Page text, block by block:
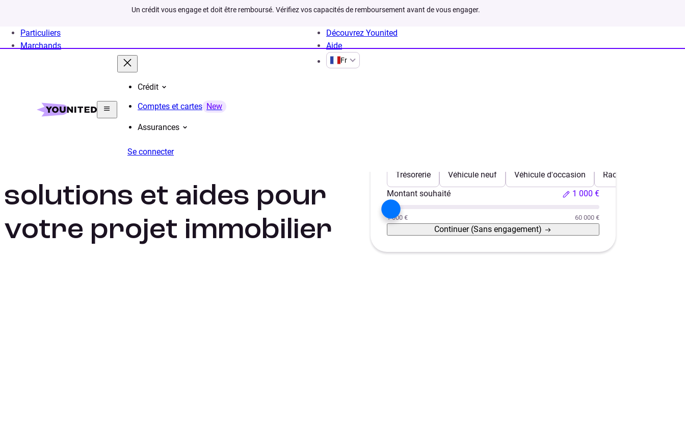
Un crédit vous engage et doit être remboursé. Vérifiez vos capacités de remboursement avant de vous engager.
Particuliers
Marchands
Découvrez Younited
Aide
Fr
Crédit
Comptes et cartes New
Assurances
Se connecter
Home Crédit Consommation Investir en France
Investir en France :
solutions et aides pour
votre projet immobilier
Trésorerie Véhicule neuf Véhicule d'occasion Rachat de crédits
Montant souhaité
1 000 €
1 000 € 60 000 €
Continuer (Sans engagement)